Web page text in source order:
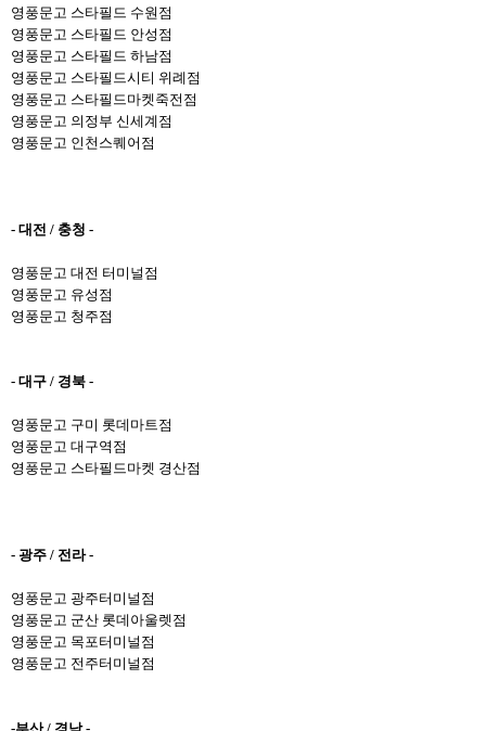
영풍문고 스타필드 수원점
영풍문고 스타필드 안성점
영풍문고 스타필드 하남점
영풍문고 스타필드시티 위례점
영풍문고 스타필드마켓죽전 점
영풍문고 의정부 신세계점
영풍문고 인천스퀘어점
- 대전 / 충청 -
영풍문고 대전 터미널점
영풍문고 유성점
영풍문고 청주점
- 대구 / 경북 -
영풍문고 구미 롯데마트점
영풍문고 대구역점
영풍문고 스타필드마켓 경산점
- 광주 / 전라 -
영풍문고 광주터미널점
영풍문고 군산 롯데아울렛점
영풍문고 목포터미널점
영풍문고 전주터미널점